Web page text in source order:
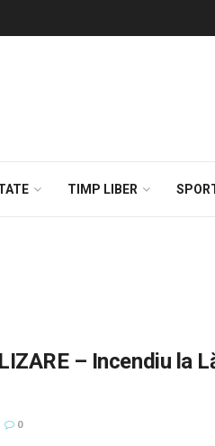
TIMP LIBER
– Incendiu la
0